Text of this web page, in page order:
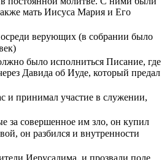
мать Иисуса Мария и Его
верующих (в собрании было
было исполниться Писание, где
Давида об Иуде, который предал
и принимал участие в служении,
за совершенное им зло, он купил
он разбился и внутренности